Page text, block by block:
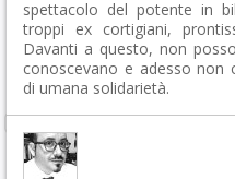
spettacolo del potente in
troppi ex cortigiani,
Davanti a questo, non
conoscevano e adesso non
di umana solidarietà.